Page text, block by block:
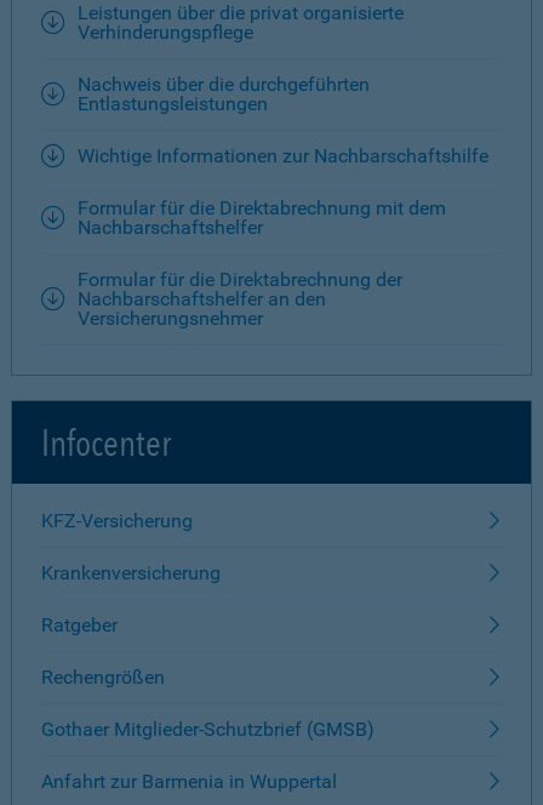
Leistungen über die privat organisierte
Verhinderungspflege
Nachweis über die durchgeführten
Entlastungsleistungen
Wichtige Informationen zur Nachbarschaftshilfe
Formular für die Direktabrechnung mit dem
Nachbarschaftshelfer
Formular für die Direktabrechnung der
Nachbarschaftshelfer an den
Versicherungsnehmer
Infocenter
KFZ-Versicherung
Krankenversicherung
Ratgeber
Rechengrößen
Gothaer Mitglieder-Schutzbrief (GMSB)
Anfahrt zur Barmenia in Wuppertal